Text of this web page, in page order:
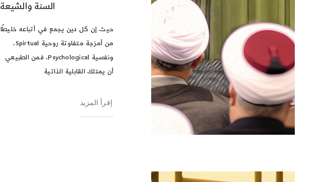
السنة والشيعة
حيث إن كل دين يجمع في أتباعه خليطًا
من أمزجة متفاوتة روحية Spirtual،
ونفسية Psychological، فمن الطبيعي
أن يمتلك القابلية الذاتية
إقرأ المزيد